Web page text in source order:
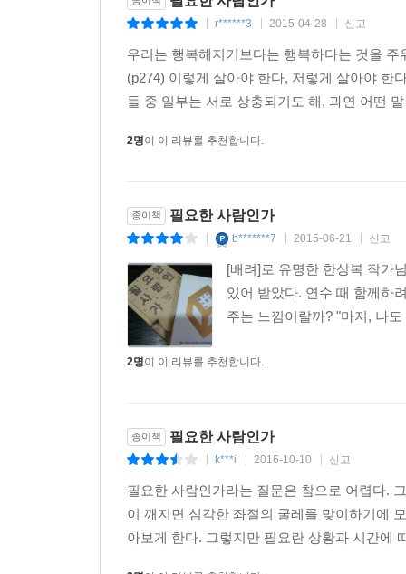
r******3 2015-04-28 신고
우리는 행복해지기보다는 행복하다는 것을
(p274) 이렇게 살아야 한다, 저렇게 살아야 한
들 중 일부는 서로 상충되기도 해, 과연 어떤
2명이 이 리뷰를 추천합니다.
종이책 필요한 사람인가
b*******7 2015-06-21 신고
[배려]로 유명한 한상복 작가
있어 받았다. 연수 때 함께하
주는 느낌이랄까? "마저, 나
2명이 이 리뷰를 추천합니다.
종이책 필요한 사람인가
k***i 2016-10-10 신고
필요한 사람인가라는 질문은 참으로 어렵다.
이 깨지면 심각한 좌절의 굴레를 맞이하기에
아보게 한다. 그렇지만 필요란 상황과 시간에